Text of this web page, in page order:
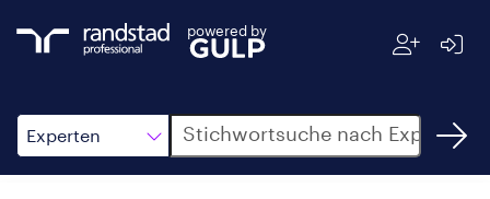
powered by
Experten
Suche